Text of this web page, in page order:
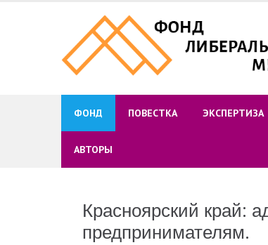
ФОНД ПОВЕСТКА ЭКСПЕРТИЗА
АВТОРЫ
Красноярский край:
предпринимателям.